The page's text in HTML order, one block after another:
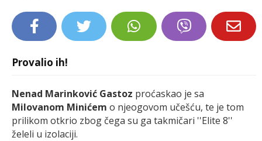
Provalio ih!
Nenad Marinković Gastoz proćaskao je sa
Milovanom Minićem o njeogovom učešću, te je tom
prilikom otkrio zbog čega su ga takmičari ''Elite 8''
želeli u izolaciji.